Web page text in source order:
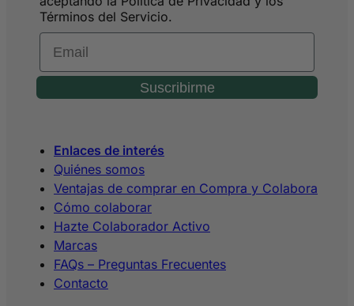
Términos del Servicio.
Email
Suscribirme
Enlaces de interés
Quiénes somos
Ventajas de comprar en Compra y Colabora
Cómo colaborar
Hazte Colaborador Activo
Marcas
FAQs – Preguntas Frecuentes
Contacto